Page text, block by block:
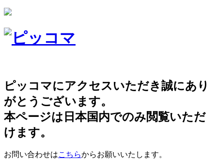
ピッコマにアクセスいただき誠にあり
がとうございます。
本ページは日本国内でのみ閲覧いただ
けます。
お問い合わせはこちらからお願いいたします。